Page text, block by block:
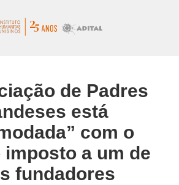
de Padres
está
com o
a um de
fundadores